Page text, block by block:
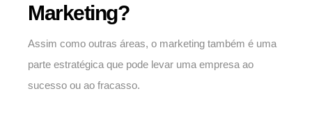
Marketing?
Assim como outras áreas, o marketing também é uma
parte estratégica que pode levar uma empresa ao
sucesso ou ao fracasso.